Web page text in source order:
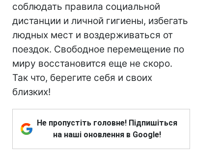
соблюдать правила социальной
дистанции и личной гигиены, избегать
людных мест и воздерживаться от
поездок. Свободное перемещение по
миру восстановится еще не скоро.
Так что, берегите себя и своих
близких!
Не пропустіть головне! Підпишіться
на наші оновлення в Google!